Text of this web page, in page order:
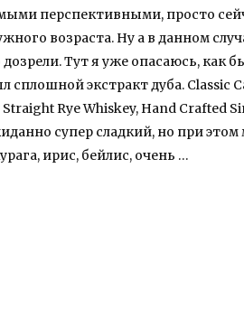
перспективными, просто
возраста. Ну а в данном
Тут я уже опасаюсь, как
сплошной экстракт дуба. Classic
Rye Whiskey, Hand Crafted
супер сладкий, но при
ирис, бейлис, очень …